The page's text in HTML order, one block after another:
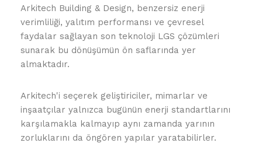
Arkitech Building & Design, benzersiz enerji
verimliliği, yalıtım performansı ve çevresel
faydalar sağlayan son teknoloji LGS çözümleri
sunarak bu dönüşümün ön saflarında yer
almaktadır.
Arkitech'i seçerek geliştiriciler, mimarlar ve
inşaatçılar yalnızca bugünün enerji standartlarını
karşılamakla kalmayıp aynı zamanda yarının
zorluklarını da öngören yapılar yaratabilirler.